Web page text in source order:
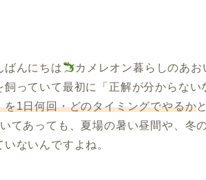
ばんにちは
カメレオン暮らしのあお
飼っていて最初に「正解が分からな
を1日何回・どのタイミングでやるか
てあっても、夏場の暑い昼間や、冬
ないんですよね。